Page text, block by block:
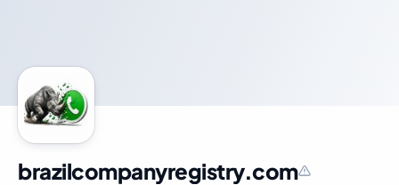
brazilcompanyregistry.com